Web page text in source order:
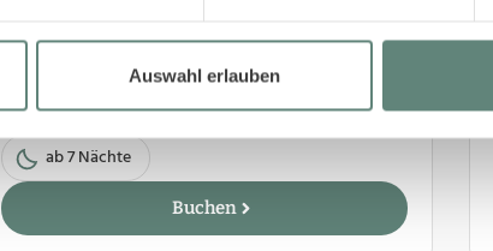
Auswahl erlauben
7 Nächte bleiben - 5 bezahlen
04.01.27 - 24.03.27
ab 7 Nächte
Buchen